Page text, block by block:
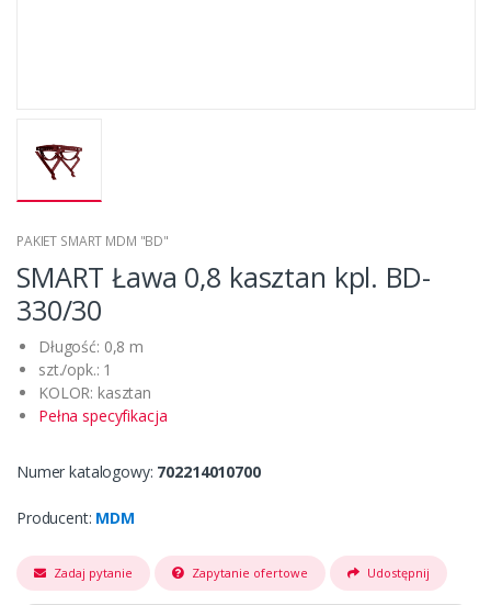
PAKIET SMART MDM "BD"
SMART Ława 0,8 kasztan kpl. BD-
330/30
Długość: 0,8 m
szt./opk.: 1
KOLOR: kasztan
Pełna specyfikacja
Numer katalogowy: 702214010700
Producent: MDM
Zadaj pytanie Zapytanie ofertowe Udostępnij